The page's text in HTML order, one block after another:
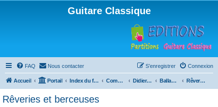
Guitare Classique
FAQ Nous contacter Connexion
S’enregistrer
Accueil Portail Index du forum Compositions Didierland Ballades et autres réveries Rêveries et berceuses
Rêveries et berceuses